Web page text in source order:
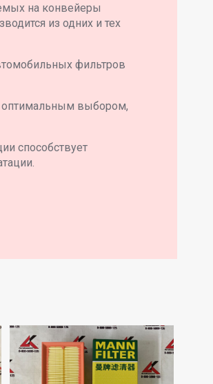
на конвейеры
из одних и тех
фильтров
оптимальным выбором,
способствует